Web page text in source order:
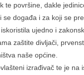
te površine, dakle
događa i za koji se
ujedno i
zaštite divljači,
naše općine.
izrađivač te je na